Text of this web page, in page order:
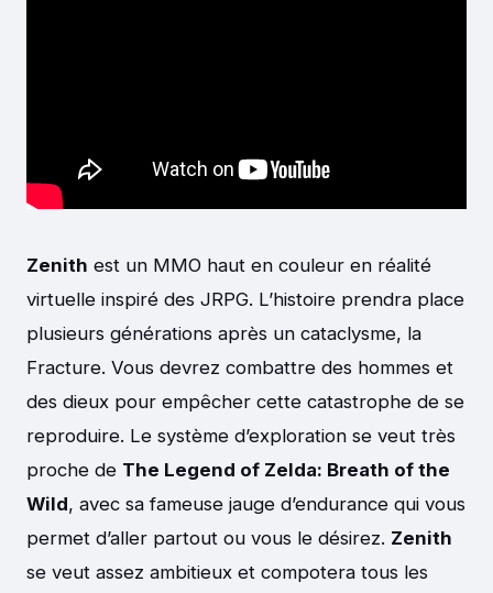
Zenith est un MMO haut en couleur en réalité
virtuelle inspiré des JRPG. L’histoire prendra place
plusieurs générations après un cataclysme, la
Fracture. Vous devrez combattre des hommes et
des dieux pour empêcher cette catastrophe de se
reproduire. Le système d’exploration se veut très
proche de The Legend of Zelda: Breath of the
Wild, avec sa fameuse jauge d’endurance qui vous
permet d’aller partout ou vous le désirez. Zenith
se veut assez ambitieux et compotera tous les